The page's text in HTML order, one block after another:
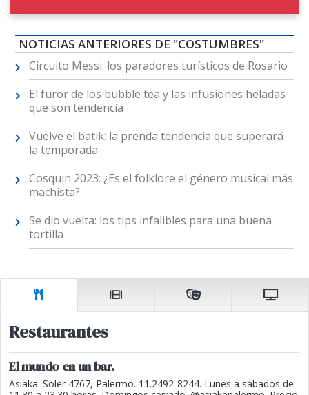
NOTICIAS ANTERIORES DE "COSTUMBRES"
Circuito Messi: los paradores turísticos de Rosario
El furor de los bubble tea y las infusiones heladas
que son tendencia
Vuelve el batik: la prenda tendencia que superará
la temporada
Cosquin 2023: ¿Es el folklore el género musical más
machista?
Se dio vuelta: los tips infalibles para una buena
tortilla
Restaurantes
El mundo en un bar.
Asiaka. Soler 4767, Palermo. 11.2492-8244. Lunes a sábados de